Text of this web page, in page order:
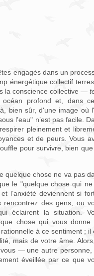
engagés dans un
énergétique collectif
la conscience collective —
profond et, dans
bien sûr, d'une image où
l’eau" n’est pas facile.
pleinement et
et de peurs. Vous
pour survivre, bien que
quelque chose ne va pas
le "quelque chose qui ne
l’anxiété deviennent si
rencontrez des gens, ou
éclairent la situation.
chose qui vous donne
à ce sentiment ; il
mais de votre âme.
— une autre personne,
éveillée par ce que